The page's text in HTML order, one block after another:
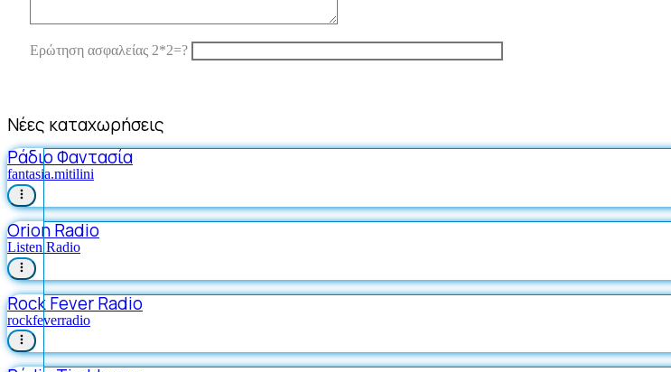
Ερώτηση ασφαλείας 2*2=?
Νέες καταχωρήσεις
Ράδιο Φαντασία
fantasia.mitilini
Orion Radio
Listen Radio
Rock Fever Radio
rockfeverradio